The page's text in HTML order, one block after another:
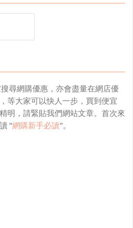
搜尋網購優惠，亦會盡量在網店優
等大家可以快人一步，買到便宜
明，請緊貼我們網站文章。首次來
"網購新手必讀"。